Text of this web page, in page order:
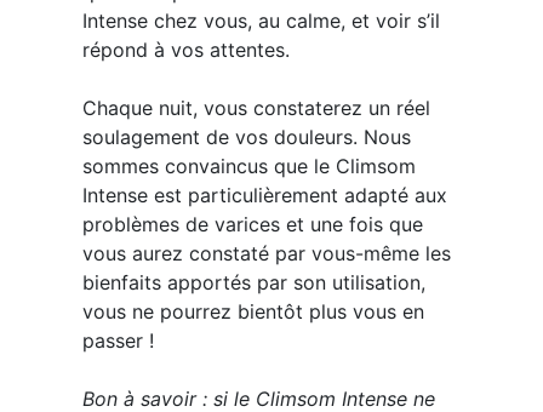
Intense chez vous, au calme, et voir s’il
répond à vos attentes.
Chaque nuit, vous constaterez un réel
soulagement de vos douleurs. Nous
sommes convaincus que le Climsom
Intense est particulièrement adapté aux
problèmes de varices et une fois que
vous aurez constaté par vous-même les
bienfaits apportés par son utilisation,
vous ne pourrez bientôt plus vous en
passer !
Bon à savoir : si le Climsom Intense ne